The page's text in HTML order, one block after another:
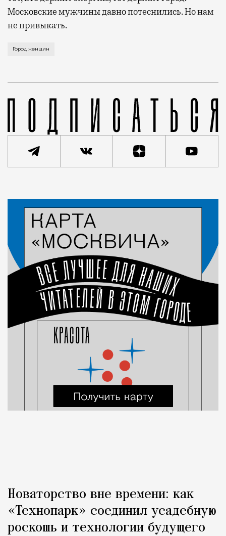
Московские мужчины давно потеснились. Но нам
не привыкать.
Зайдите в будний день в любое кафе, на
Город женщин
Статья
Люди
Петр Скопин
Новаторство вне времени: как
«Технопарк» соединил усадебную
роскошь и технологии будущего